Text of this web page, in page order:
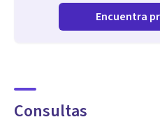
Encuentra
Consultas